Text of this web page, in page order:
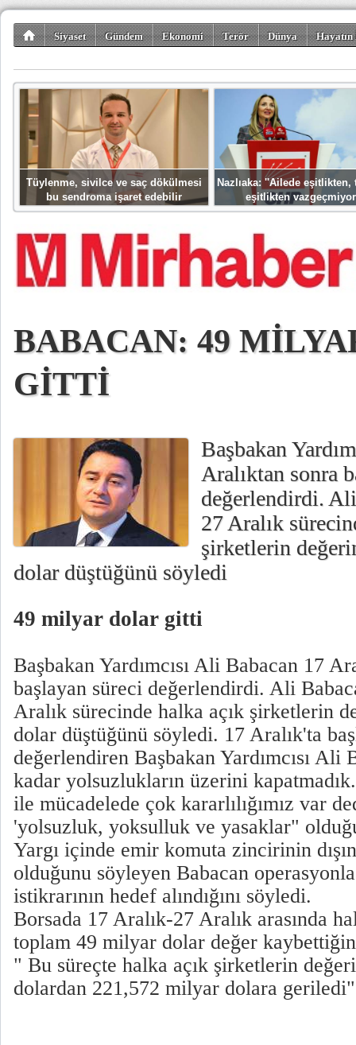
Siyaset Gündem Ekonomi Terör Dünya
Tüylenme, sivilce ve saç dökülmesi
bu sendroma işaret edebilir
Nazlıaka: ''Ailede eşitlikten,
eşitlikten
BABACAN: 49
GİTTİ
Başbakan
Aralıktan sonra
değerlendirdi.
27 Aralık
şirketlerin
dolar düştüğünü söyledi
49 milyar dolar gitti
Başbakan Yardımcısı Ali Babacan 17
başlayan süreci değerlendirdi. Ali
Aralık sürecinde halka açık şirketlerin
dolar düştüğünü söyledi. 17 Aralık'ta
değerlendiren Başbakan Yardımcısı Ali
kadar yolsuzlukların üzerini
ile mücadelede çok kararlılığımız var
'yolsuzluk, yoksulluk ve yasaklar"
Yargı içinde emir komuta zincirinin
olduğunu söyleyen Babacan
istikrarının hedef alındığını söyledi.
Borsada 17 Aralık-27 Aralık arasında
toplam 49 milyar dolar değer
" Bu süreçte halka açık şirketlerin
dolardan 221,572 milyar dolara